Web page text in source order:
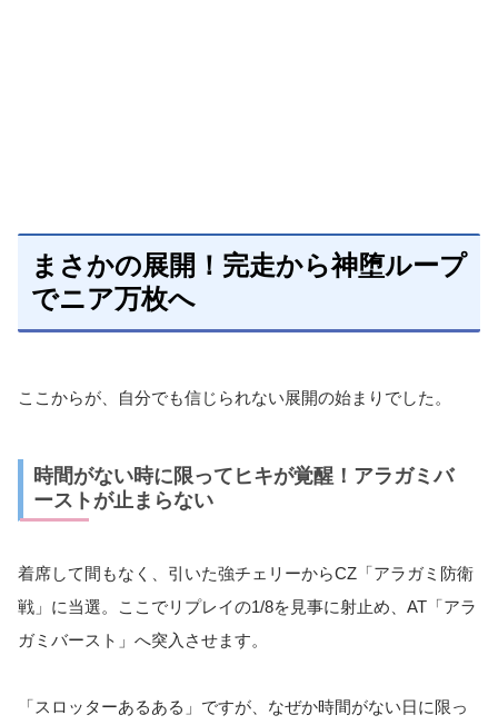
まさかの展開！完走から神堕ループ
でニア万枚へ
ここからが、自分でも信じられない展開の始まりでした。
時間がない時に限ってヒキが覚醒！アラガミバ
ーストが止まらない
着席して間もなく、引いた強チェリーからCZ「アラガミ防衛
戦」に当選。ここでリプレイの1/8を見事に射止め、AT「アラ
ガミバースト」へ突入させます。
「スロッターあるある」ですが、なぜか時間がない日に限っ